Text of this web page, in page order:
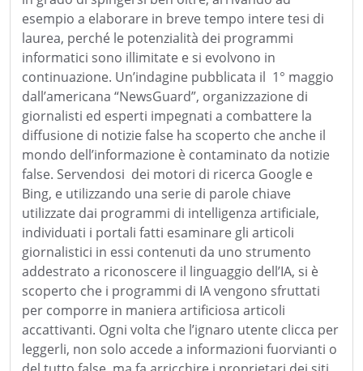
esempio a elaborare in breve tempo intere tesi di
laurea, perché le potenzialità dei programmi
informatici sono illimitate e si evolvono in
continuazione. Un’indagine pubblicata il 1° maggio
dall’americana “NewsGuard”, organizzazione di
giornalisti ed esperti impegnati a combattere la
diffusione di notizie false ha scoperto che anche il
mondo dell’informazione è contaminato da notizie
false. Servendosi dei motori di ricerca Google e
Bing, e utilizzando una serie di parole chiave
utilizzate dai programmi di intelligenza artificiale,
individuati i portali fatti esaminare gli articoli
giornalistici in essi contenuti da uno strumento
addestrato a riconoscere il linguaggio dell’IA, si è
scoperto che i programmi di IA vengono sfruttati
per comporre in maniera artificiosa articoli
accattivanti. Ogni volta che l’ignaro utente clicca per
leggerli, non solo accede a informazioni fuorvianti o